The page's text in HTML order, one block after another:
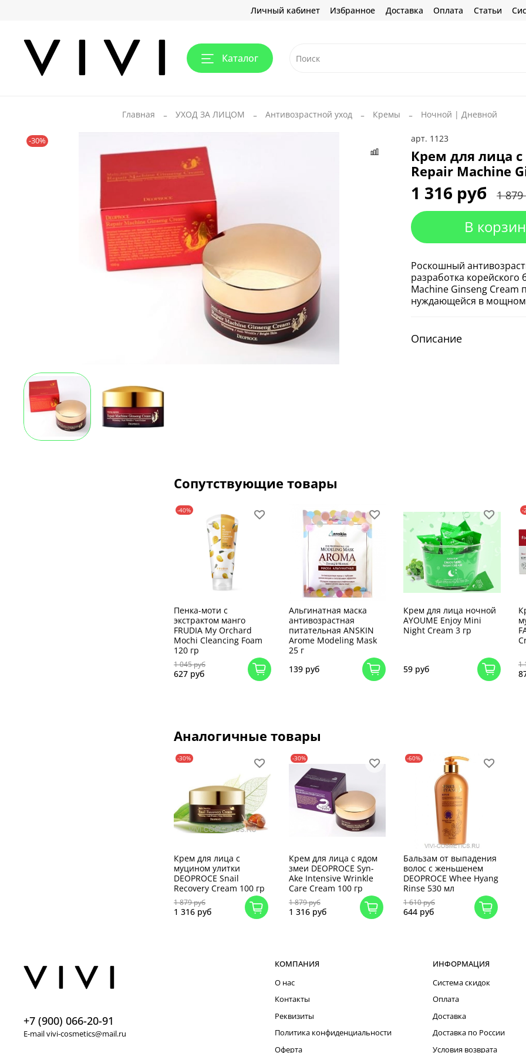
Личный кабинет Избранное Доставка Оплата Статьи
Каталог
Главная УХОД ЗА ЛИЦОМ Антивозрастной уход Кремы Ночной | Дневной
-30% арт. 1123
Крем для лица с
Repair Machine
1 316 руб 1
В
Роскошный
разработка
Machine Ginseng Cream
нуждающейся в мощном
Описание
Сопутствующие товары
-40%
Пенка-моти с
экстрактом манго
FRUDIA My Orchard
Mochi Cleancing Foam
120 гр
1 045 руб
627 руб
Альгинатная маска
антивозрастная
питательная ANSKIN
Arome Modeling Mask
25 г
139 руб
Крем для лица ночной
AYOUME Enjoy Mini
Night Cream 3 гр
59 руб
-
1
Аналогичные товары
-30%
Крем для лица с
муцином улитки
DEOPROCE Snail
Recovery Cream 100 гр
1 879 руб
1 316 руб
-30%
Крем для лица с ядом
змеи DEOPROCE Syn-
Ake Intensive Wrinkle
Care Cream 100 гр
1 879 руб
1 316 руб
-60%
Бальзам от выпадения
волос с женьшенем
DEOPROCE Whee Hyang
Rinse 530 мл
1 610 руб
644 руб
КОМПАНИЯ
О нас
Контакты
Реквизиты
Политика конфиденциальности
Оферта
ИНФОРМАЦИЯ
Система скидок
Оплата
Доставка
Доставка по России
Условия возврата
+7 (900) 066-20-91
E-mail vivi-cosmetics@mail.ru